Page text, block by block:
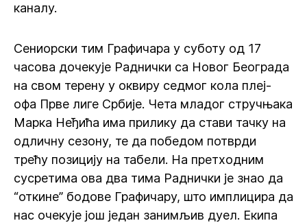
каналу.
Сениорски тим Графичара у суботу од 17
часова дочекује Раднички са Новог Београда
на свом терену у оквиру седмог кола плеј-
офа Прве лиге Србије. Чета младог стручњака
Марка Неђића има прилику да стави тачку на
одличну сезону, те да победом потврди
трећу позицију на табели. На претходним
сусретима ова два тима Раднички је знао да
“откине” бодове Графичару, што имплицира да
нас очекује још један занимљив дуел. Екипа